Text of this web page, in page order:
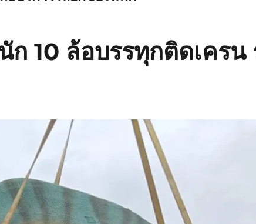
ก 10 ล้อบรรทุกติดเครน